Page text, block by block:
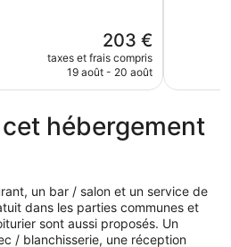
Le
nouveau
prix
203 €
taxes et frais compris
19 août - 20 août
hébergement
un bar / salon et un service de
dans les parties communes et
sont aussi proposés. Un
/ blanchisserie, une réception